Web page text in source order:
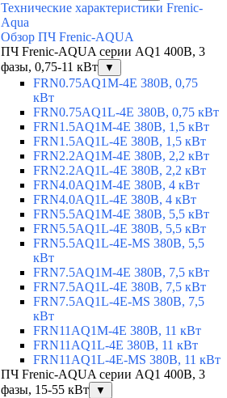
Технические характеристики Frenic-
Aqua
Обзор ПЧ Frenic-AQUA
ПЧ Frenic-AQUA серии AQ1 400В, 3
фазы, 0,75-11 кВт
▼
FRN0.75AQ1M-4E 380В, 0,75
кВт
FRN0.75AQ1L-4E 380В, 0,75 кВт
FRN1.5AQ1M-4E 380В, 1,5 кВт
FRN1.5AQ1L-4E 380В, 1,5 кВт
FRN2.2AQ1M-4E 380В, 2,2 кВт
FRN2.2AQ1L-4E 380В, 2,2 кВт
FRN4.0AQ1M-4E 380В, 4 кВт
FRN4.0AQ1L-4E 380В, 4 кВт
FRN5.5AQ1M-4E 380В, 5,5 кВт
FRN5.5AQ1L-4E 380В, 5,5 кВт
FRN5.5AQ1L-4E-MS 380В, 5,5
кВт
FRN7.5AQ1M-4E 380В, 7,5 кВт
FRN7.5AQ1L-4E 380В, 7,5 кВт
FRN7.5AQ1L-4E-MS 380В, 7,5
кВт
FRN11AQ1M-4E 380В, 11 кВт
FRN11AQ1L-4E 380В, 11 кВт
FRN11AQ1L-4E-MS 380В, 11 кВт
ПЧ Frenic-AQUA серии AQ1 400В, 3
фазы, 15-55 кВт
▼